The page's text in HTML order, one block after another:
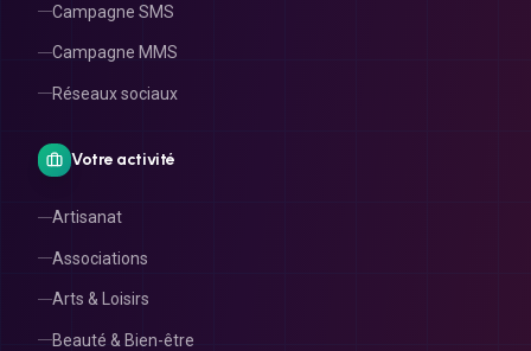
Campagne SMS
Campagne MMS
Réseaux sociaux
Votre activité
Artisanat
Associations
Arts & Loisirs
Beauté & Bien-être